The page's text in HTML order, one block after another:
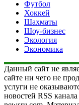
Футбол
Хоккей
Шахматы
Шоу-бизнес
Экология
Экономика
Данный сайт не
сайте ни чего не
услуги не
новостей RSS